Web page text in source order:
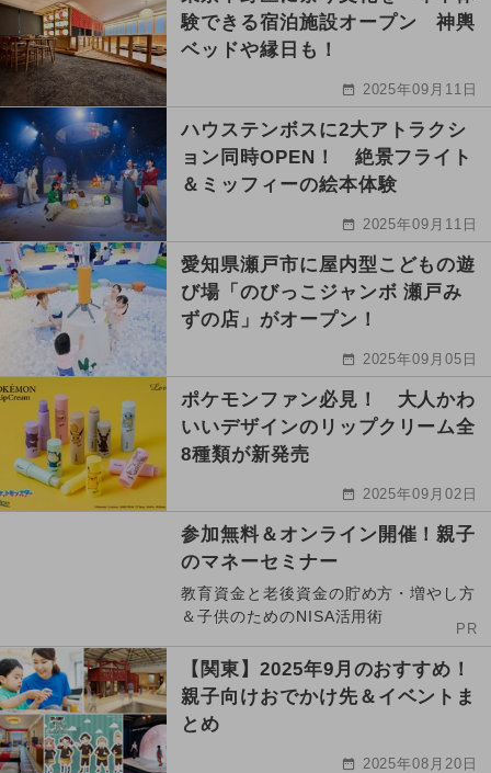
験できる宿泊施設オープン 神輿
ベッドや縁日も！
2025年09月11日
ハウステンボスに2大アトラクシ
ョン同時OPEN！ 絶景フライト
＆ミッフィーの絵本体験
2025年09月11日
愛知県瀬戸市に屋内型こどもの遊
び場「のびっこジャンボ 瀬戸み
ずの店」がオープン！
2025年09月05日
ポケモンファン必見！ 大人かわ
いいデザインのリップクリーム全
8種類が新発売
2025年09月02日
参加無料＆オンライン開催！親子
のマネーセミナー
教育資金と老後資金の貯め方・増やし方
＆子供のためのNISA活用術
PR
【関東】2025年9月のおすすめ！
親子向けおでかけ先＆イベントま
とめ
2025年08月20日